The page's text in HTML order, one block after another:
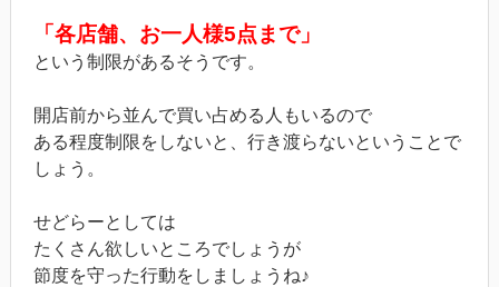
「各店舗、お一人様5点まで」
という制限があるそうです。
開店前から並んで買い占める人もいるので
ある程度制限をしないと、行き渡らないということで
しょう。
せどらーとしては
たくさん欲しいところでしょうが
節度を守った行動をしましょうね♪